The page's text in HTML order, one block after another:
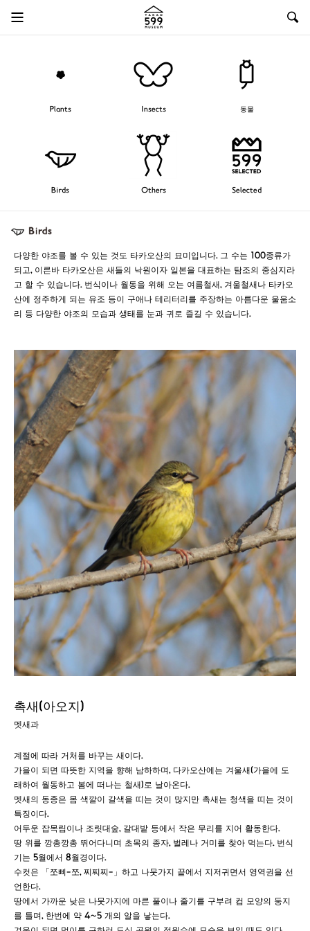
Plants Insects 동물
Birds Others Selected
다양한 야조를 볼 수 있는 것도 타카오산의 묘미입니다. 그 수는 100종류가
되고, 이른바 타카오산은 새들의 낙원이자 일본을 대표하는 탐조의 중심지라
고 할 수 있습니다. 번식이나 월동을 위해 오는 여름철새, 겨울철새나 타카오
산에 정주하게 되는 유조 등이 구애나 테리터리를 주장하는 아름다운 울움소
리 등 다양한 야조의 모습과 생태를 눈과 귀로 즐길 수 있습니다.
촉새(아오지)
멧새과
계절에 따라 거처를 바꾸는 새이다.
가을이 되면 따뜻한 지역을 향해 남하하며, 다카오산에는 겨울새(가을에 도
래하여 월동하고 봄에 떠나는 철새)로 날아온다.
멧새의 동종은 몸 색깔이 갈색을 띠는 것이 많지만 촉새는 청색을 띠는 것이
특징이다.
어두운 잡목림이나 조릿대숲, 갈대밭 등에서 작은 무리를 지어 활동한다.
땅 위를 깡총깡총 뛰어다니며 초목의 종자, 벌레나 거미를 찾아 먹는다. 번식
기는 5월에서 8월경이다.
수컷은 「쪼삐-쪼, 찌찌찌-」하고 나뭇가지 끝에서 지저귀면서 영역권을 선
언한다.
땅에서 가까운 낮은 나뭇가지에 마른 풀이나 줄기를 구부려 컵 모양의 둥지
를 틀며, 한번에 약 4~5 개의 알을 낳는다.